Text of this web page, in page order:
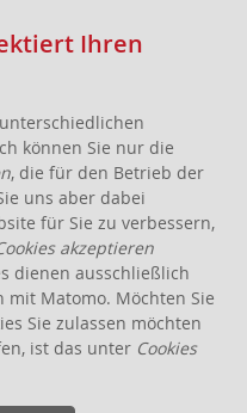
Ihren
können Sie nur die
, die für den Betrieb der
uns aber dabei
für Sie zu verbessern,
akzeptieren
dienen ausschließlich
mit Matomo. Möchten Sie
Sie zulassen möchten
ist das unter Cookies